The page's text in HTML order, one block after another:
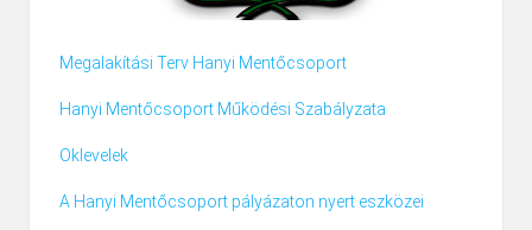
Megalakítási Terv Hanyi Mentőcsoport
Hanyi Mentőcsoport Működési Szabályzata
Oklevelek
A Hanyi Mentőcsoport pályázaton nyert eszközei